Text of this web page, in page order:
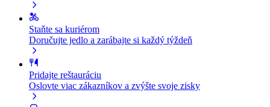
Staňte sa kuriérom
Doručujte jedlo a zarábajte si každý týždeň
Pridajte reštauráciu
Oslovte viac zákazníkov a zvýšte svoje zisky